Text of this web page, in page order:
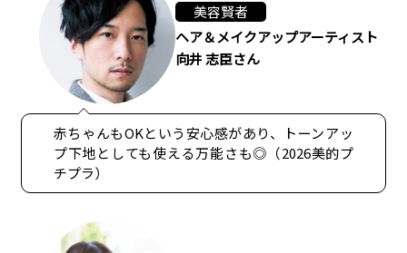
美容賢者
ヘア＆メイクアップアーティスト
向井 志臣さん
赤ちゃんもOKという安心感があり、トーンアッ
プ下地としても使える万能さも◎（2026美的プ
チプラ）